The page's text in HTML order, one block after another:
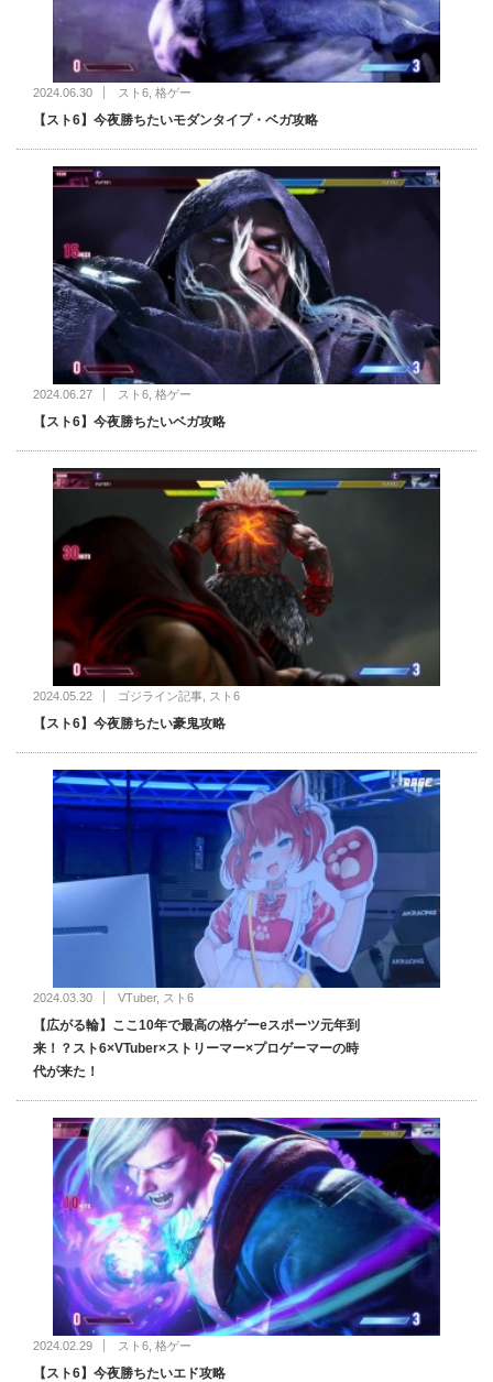
2024.06.30 スト6 格ゲー
【スト6】今夜勝ちたいモダンタイプ・ベガ攻略
2024.06.27 スト6 格ゲー
【スト6】今夜勝ちたいベガ攻略
2024.05.22 ゴジライン記事 スト6
【スト6】今夜勝ちたい豪鬼攻略
2024.03.30 VTuber, スト6
【広がる輪】ここ10年で最高の格ゲーeスポーツ元年到
来！？スト6×VTuber×ストリーマー×プロゲーマーの時
代が来た！
2024.02.29 スト6 格ゲー
【スト6】今夜勝ちたいエド攻略